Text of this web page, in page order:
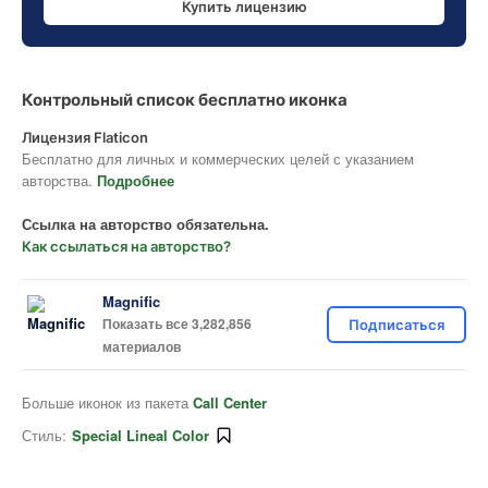
Купить лицензию
Контрольный список бесплатно иконка
Лицензия Flaticon
Бесплатно для личных и коммерческих целей с указанием
авторства. Подробнее
Ссылка на авторство обязательна.
Как ссылаться на авторство?
Magnific
Показать все 3,282,856
материалов
Подписаться
Больше иконок из пакета Call Center
Стиль: Special Lineal Color